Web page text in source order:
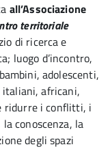
all’Associazione
territoriale
di ricerca e
luogo d’incontro,
adolescenti,
africani,
ridurre i conflitti, i
conoscenza, la
degli spazi